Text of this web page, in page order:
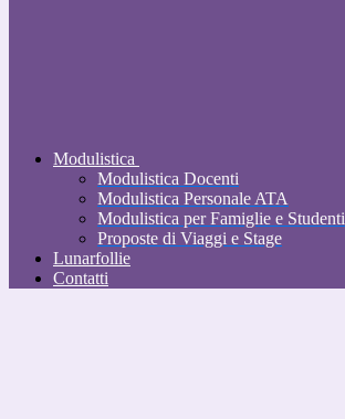
Modulistica
Modulistica Docenti
Modulistica Personale ATA
Modulistica per Famiglie e Studenti
Proposte di Viaggi e Stage
Lunarfollie
Contatti